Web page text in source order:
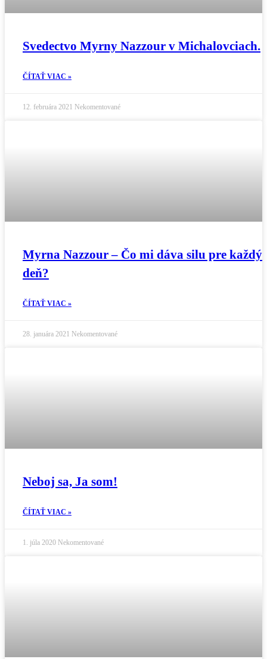
Svedectvo Myrny Nazzour v Michalovciach.
ČÍTAŤ VIAC »
12. februára 2021 Nekomentované
Myrna Nazzour – Čo mi dáva silu pre každý
deň?
ČÍTAŤ VIAC »
28. januára 2021 Nekomentované
Neboj sa, Ja som!
ČÍTAŤ VIAC »
1. júla 2020 Nekomentované